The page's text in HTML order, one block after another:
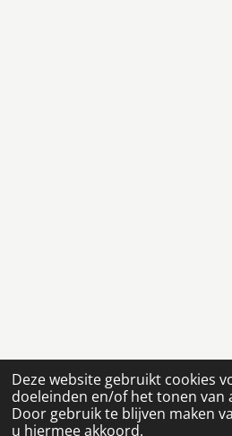
Deze website gebruikt cookies
doeleinden en/of het tonen van
Door gebruik te blijven maken
u hiermee akkoord.